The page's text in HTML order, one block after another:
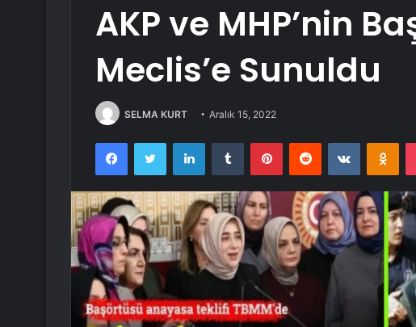
AKP ve MHP’nin
Meclis’e Sunuldu
SELMA KURT Aralık 15, 2022
FacebookTwitter LinkedInTumblr PinterestReddit VKontakte